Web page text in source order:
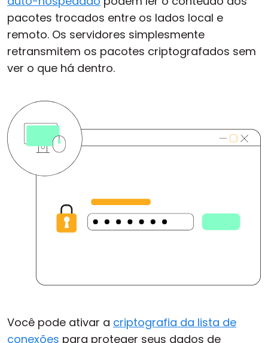
pacotes trocados entre os lados local e
remoto. Os servidores simplesmente
retransmitem os pacotes criptografados sem
ver o que há dentro.
Você pode ativar a criptografia da lista de
conexões para proteger seus dados de